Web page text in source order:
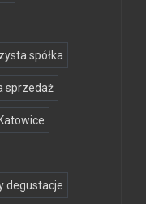
spółka
sprzedaż
degustacje